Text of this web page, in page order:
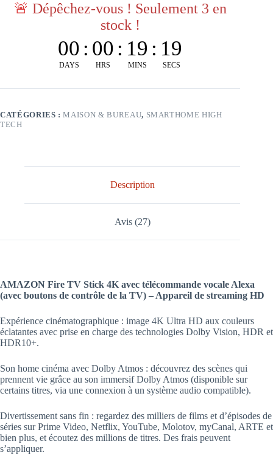
🚨 Dépêchez-vous ! Seulement 3 en
stock !
00
DAYS
: 00
HRS
: 19
MINS
: 18
SECS
CATÉGORIES :MAISON & BUREAU, SMARTHOME HIGH
TECH
Description
Avis (27)
AMAZON Fire TV Stick 4K avec télécommande vocale Alexa
(avec boutons de contrôle de la TV) – Appareil de streaming HD
Expérience cinématographique : image 4K Ultra HD aux couleurs
éclatantes avec prise en charge des technologies Dolby Vision, HDR et
HDR10+.
Son home cinéma avec Dolby Atmos : découvrez des scènes qui
prennent vie grâce au son immersif Dolby Atmos (disponible sur
certains titres, via une connexion à un système audio compatible).
Divertissement sans fin : regardez des milliers de films et d’épisodes de
séries sur Prime Video, Netflix, YouTube, Molotov, myCanal, ARTE et
bien plus, et écoutez des millions de titres. Des frais peuvent
s’appliquer.